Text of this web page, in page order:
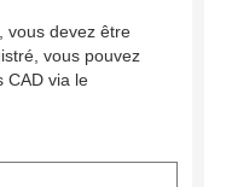
vous devez être
vous pouvez
CAD via le